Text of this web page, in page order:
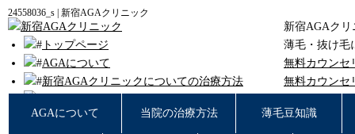
24558036_s | 新宿AGAクリニック
トップページ
AGAについて
新宿AGAクリニックについての治療方法
円形脱毛
新宿AGAクリ
薄毛・抜け毛
無料カウンセ
無料カウンセ
AGAについて
当院の治療方法 薄毛豆知識